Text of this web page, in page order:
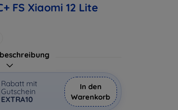
FS Xiaomi 12 Lite
Rabatt mit
Gutschein
EXTRA10
In den
Warenkorb